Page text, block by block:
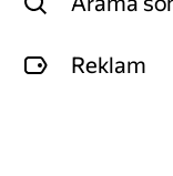
Reklam